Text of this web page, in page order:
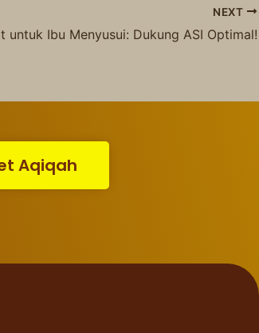
NEXT
untuk Ibu Menyusui: Dukung ASI Optimal!
Aqiqah